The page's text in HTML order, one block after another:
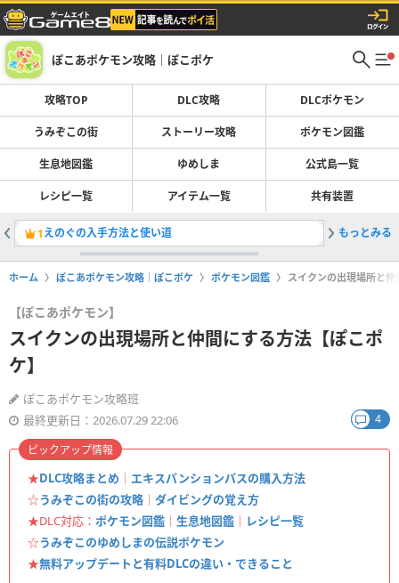
ぽこあポケモン攻略｜ぽこポケ
攻略TOP DLC攻略 DLCポケモン
うみぞこの街 ストーリー攻略 ポケモン図鑑
生息地図鑑 ゆめしま 公式島一覧
レシピ一覧 アイテム一覧 共有装置
1えのぐの入手方法と使い道 2生息地
もっとみる
ホーム ぽこあポケモン攻略｜ぽこポケ ポケモン図鑑 スイクンの出現場所と
【ぽこあポケモン】
スイクンの出現場所と仲間にする方法【ぽこポ
ケ】
ぽこあポケモン攻略班
最終更新日：2026.07.29 22:06
4
★DLC攻略まとめ ｜ エキスパンションパスの購入方法
☆うみぞこの街の攻略 ｜ ダイビングの覚え方
★DLC対応： ポケモン図鑑 ｜ 生息地図鑑 ｜ レシピ一覧
☆うみぞこのゆめしまの伝説ポケモン
★無料アップデートと有料DLCの違い・できること
ピックアップ情報